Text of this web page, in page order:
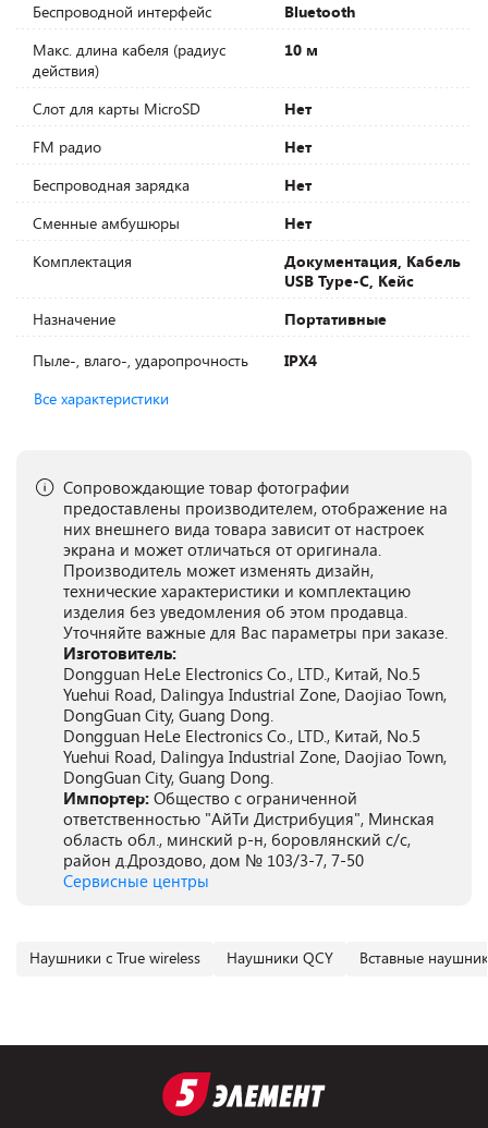
Беспроводной интерфейс
Bluetooth
Макс. длина кабеля (радиус
действия)
10 м
Слот для карты MicroSD
Нет
FM радио
Нет
Беспроводная зарядка
Нет
Сменные амбушюры
Нет
Комплектация
Документация, Кабель
USB Type-C, Кейс
Назначение
Портативные
Пыле-, влаго-, ударопрочность
IPX4
Все характеристики
Сопровождающие товар фотографии
предоставлены производителем, отображение на
них внешнего вида товара зависит от настроек
экрана и может отличаться от оригинала.
Производитель может изменять дизайн,
технические характеристики и комплектацию
изделия без уведомления об этом продавца.
Уточняйте важные для Вас параметры при заказе.
Изготовитель:
Dongguan HeLe Electronics Co., LTD., Китай, No.5
Yuehui Road, Dalingya Industrial Zone, Daojiao Town,
DongGuan City, Guang Dong.
Dongguan HeLe Electronics Co., LTD., Китай, No.5
Yuehui Road, Dalingya Industrial Zone, Daojiao Town,
DongGuan City, Guang Dong.
Импортер: Общество с ограниченной
ответственностью "АйТи Дистрибуция", Минская
область обл., минский р-н, боровлянский с/с,
район д.Дроздово, дом № 103/3-7, 7-50
Сервисные центры
Наушники с True wireless Наушники QCY Вставные